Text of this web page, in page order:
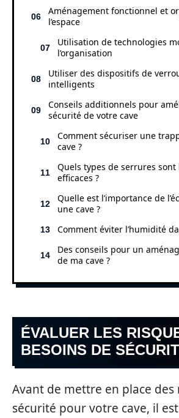
Aménagement fonctionnel et
l’espace
Utilisation de technologies
l’organisation
Utiliser des dispositifs de
intelligents
Conseils additionnels pour
sécurité de votre cave
Comment sécuriser une
cave ?
Quels types de serrures sont
efficaces ?
Quelle est l’importance de
une cave ?
Comment éviter l’humidité
Des conseils pour un
de ma cave ?
ÉVALUER LES
BESOINS DE
Avant de mettre en place des
sécurité pour votre cave, il